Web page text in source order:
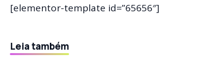
[elementor-template id=”65656″]
Leia também